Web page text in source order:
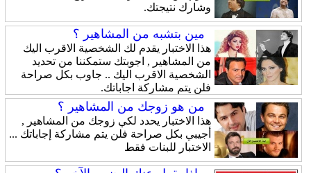
وشارك نتيجتك.
مين بتشبه من المشاهير ؟
هذا الاختبار يقدم لك الشخصية الاقرب اليك
من المشاهير , اجوبتك ستمكننا من تحديد
الشخصية الاقرب اليك .. جاوب بكل صراحة
فلن يتم مشاركة اجاباتك.
من هو زوجك من المشاهير ؟
هذا الاختبار يحدد لكي زوجك من المشاهير ,
أجيبي بكل صراحة فلن يتم مشاركة إجاباتك ...
الاختبار للبنات فقط